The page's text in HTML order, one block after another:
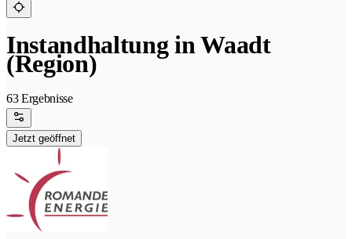
Instandhaltung in Waadt
(Region)
63 Ergebnisse
Jetzt geöffnet